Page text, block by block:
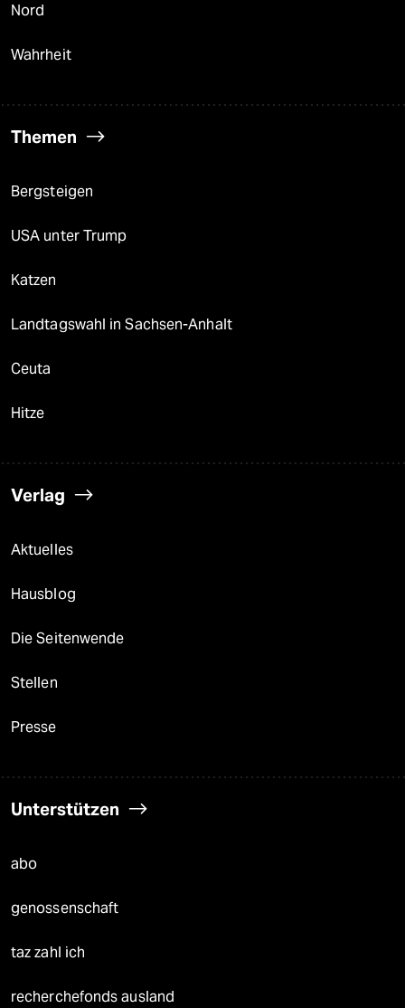
Nord
Wahrheit
Themen
Bergsteigen
USA unter Trump
Katzen
Landtagswahl in Sachsen-Anhalt
Ceuta
Hitze
Verlag
Aktuelles
Hausblog
Die Seitenwende
Stellen
Presse
Unterstützen
abo
genossenschaft
taz zahl ich
recherchefonds ausland